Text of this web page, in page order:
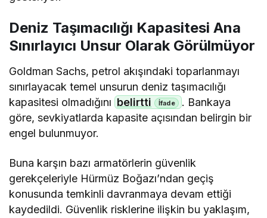
Deniz Taşımacılığı Kapasitesi Ana
Sınırlayıcı Unsur Olarak Görülmüyor
Goldman Sachs, petrol akışındaki toparlanmayı
sınırlayacak temel unsurun deniz taşımacılığı
kapasitesi olmadığını belirtti
. Bankaya
göre, sevkiyatlarda kapasite açısından belirgin bir
engel bulunmuyor.
Buna karşın bazı armatörlerin güvenlik
gerekçeleriyle Hürmüz Boğazı’ndan geçiş
konusunda temkinli davranmaya devam ettiği
kaydedildi. Güvenlik risklerine ilişkin bu yaklaşım,